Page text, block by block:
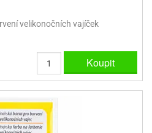
velikonočních vajíček
Koupit